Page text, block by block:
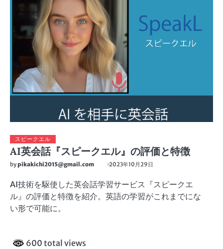
スピークエル
AI英会話『スピークエル』の評価と特徴
bypikakichi2015@gmail.com 2023年10月29日
AI技術を駆使した英会話学習サービス『スピークエ
ル』の評価と特徴を紹介。英語の学習がこれまでにな
い形で可能に。
600 total views